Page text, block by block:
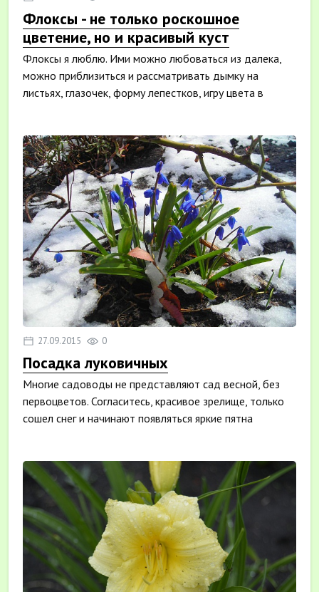
Флоксы - не только роскошное
цветение, но и красивый куст
Флоксы я люблю. Ими можно любоваться из далека,
можно приблизиться и рассматривать дымку на
листьях, глазочек, форму лепестков, игру цвета в
27.09.2015 0
Посадка луковичных
Многие садоводы не представляют сад весной, без
первоцветов. Согласитесь, красивое зрелище, только
сошел снег и начинают появляться яркие пятна